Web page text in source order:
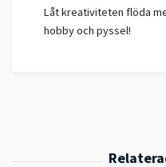
Låt kreativiteten flöda
hobby och pyssel!